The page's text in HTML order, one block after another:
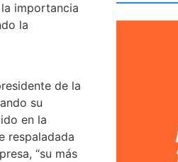
importancia
la
de la
su
en la
respaladada
“su más